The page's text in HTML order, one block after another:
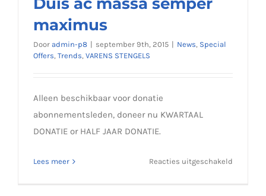
maximus
Door admin-p8 | september 9th, 2015 | News, Special
Offers, Trends, VARENS STENGELS
Alleen beschikbaar voor donatie
abonnementsleden, doneer nu KWARTAAL
DONATIE or HALF JAAR DONATIE.
Lees meer Reacties uitgeschakeld